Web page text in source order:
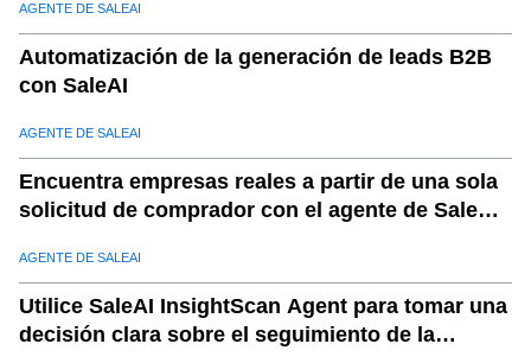
AGENTE DE SALEAI
Automatización de la generación de leads B2B
con SaleAI
AGENTE DE SALEAI
Encuentra empresas reales a partir de una sola
solicitud de comprador con el agente de SaleAI
AGENTE DE SALEAI
Utilice SaleAI InsightScan Agent para tomar una
decisión clara sobre el seguimiento de la